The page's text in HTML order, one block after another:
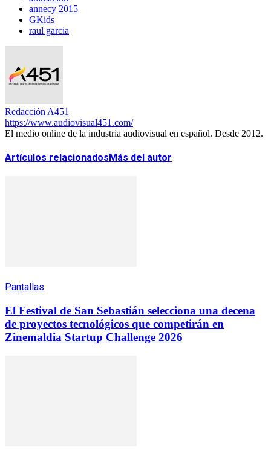
annecy 2015
GKids
raul garcia
Redacción A451
https://www.audiovisual451.com/
El medio online de la industria audiovisual en español. Desde 2012.
Artículos relacionadosMás del autor
Pantallas
El Festival de San Sebastián selecciona una decena
de proyectos tecnológicos que competirán en
Zinemaldia Startup Challenge 2026